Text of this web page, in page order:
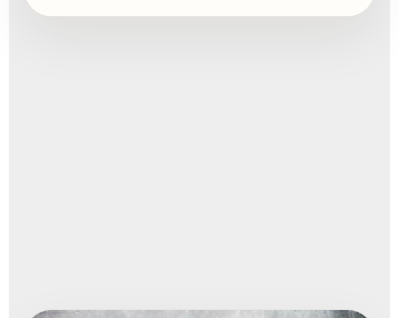
corretamente!